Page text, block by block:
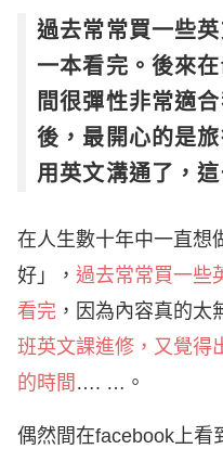
過去常常買一些
一本看完。後來
間很彈性非常適
後，最開心的是
用英文溝通了，
在人生數十年中一直想
好」， 過去常常買一些
看完 ，因為內容真的太
班英文課進修，又覺得
的時間 …. …。
偶然間在facebook上看